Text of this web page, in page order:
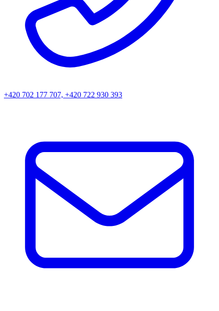
+420 702 177 707, +420 722 930 393